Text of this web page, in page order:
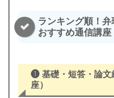
ランキング順！
おすすめ通信講座
❶ 基礎・短答・論文
座）